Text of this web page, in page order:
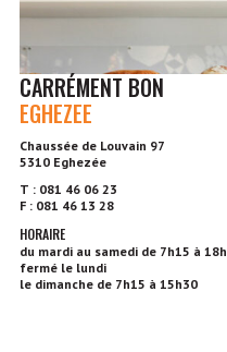
CARRÉMENT BON
EGHEZEE
Chaussée de Louvain 97
5310 Eghezée
T : 081 46 06 23
F : 081 46 13 28
HORAIRE
du mardi au samedi de 7h15 à 18h
fermé le lundi
le dimanche de 7h15 à 15h30